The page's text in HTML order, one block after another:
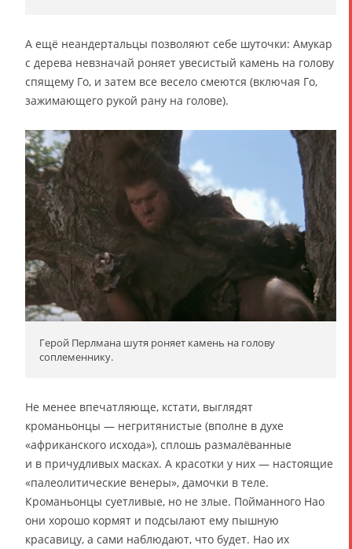
А ещё неандертальцы позволяют себе шуточки: Амукар
с дерева невзначай роняет увесистый камень на голову
спящему Го, и затем все весело смеются (включая Го,
зажимающего рукой рану на голове).
Герой Перлмана шутя роняет камень на голову
соплеменнику.
Не менее впечатляюще, кстати, выглядят
кроманьонцы — негритянистые (вполне в духе
«африканского исхода»), сплошь размалёванные
и в причудливых масках. А красотки у них — настоящие
«палеолитические венеры», дамочки в теле.
Кроманьонцы суетливые, но не злые. Пойманного Нао
они хорошо кормят и подсылают ему пышную
красавицу, а сами наблюдают, что будет. Нао их